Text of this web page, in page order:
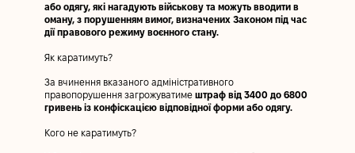
або одягу, які нагадують військову та можуть вводити в
оману, з порушенням вимог, визначених Законом під час
дії правового режиму воєнного стану.
Як каратимуть?
За вчинення вказаного адміністративного
правопорушення загрожуватиме штраф від 3400 до 6800
гривень із конфіскацією відповідної форми або одягу.
Кого не каратимуть?